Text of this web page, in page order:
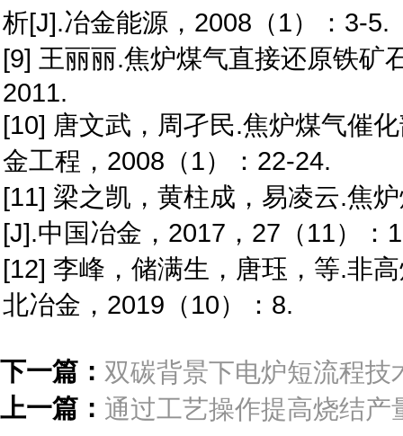
析[J].冶金能源，2008（1）：3-5.
[9] 王丽丽.焦炉煤气直接还原铁矿
2011.
[10] 唐文武，周孑民.焦炉煤气催
金工程，2008（1）：22-24.
[11] 梁之凯，黄柱成，易凌云.焦
[J].中国冶金，2017，27（11）：
[12] 李峰，储满生，唐珏，等.非
北冶金，2019（10）：8.
下一篇： 双碳背景下电炉短流程技
上一篇： 通过工艺操作提高烧结产